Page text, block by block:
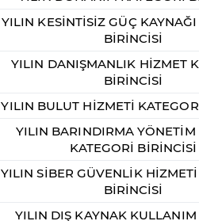
YILIN KESİNTİSİZ GÜÇ
BİRİNCİSİ
YILIN DANIŞMANLIK HİZMET
BİRİNCİSİ
YILIN BULUT HİZMETİ
YILIN BARINDIRMA
KATEGORİ BİRİNCİSİ
YILIN SİBER GÜVENLİK
BİRİNCİSİ
YILIN DIŞ KAYNAK